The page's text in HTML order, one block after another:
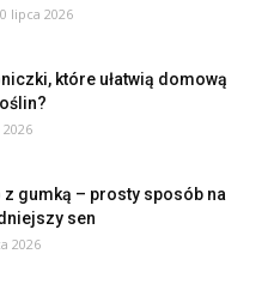
lipca 2026
które ułatwią domową
z gumką – prosty sposób na
sen
2026